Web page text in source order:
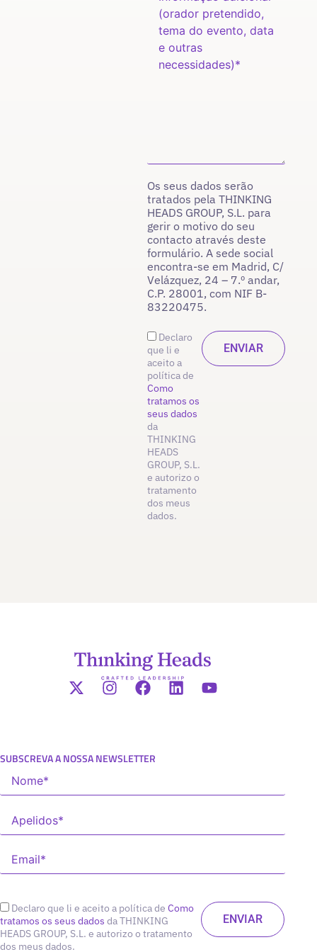
Os seus dados serão
tratados pela THINKING
HEADS GROUP, S.L. para
gerir o motivo do seu
contacto através deste
formulário. A sede social
encontra-se em Madrid, C/
Velázquez, 24 – 7.º andar,
C.P. 28001, com NIF B-
83220475.
Declaro
que li e
aceito a
política de
Como
tratamos os
seus dados
da
THINKING
HEADS
GROUP, S.L.
e autorizo o
tratamento
dos meus
dados.
SUBSCREVA A NOSSA NEWSLETTER
Declaro que li e aceito a política de Como
tratamos os seus dados da THINKING
HEADS GROUP, S.L. e autorizo o tratamento
dos meus dados.